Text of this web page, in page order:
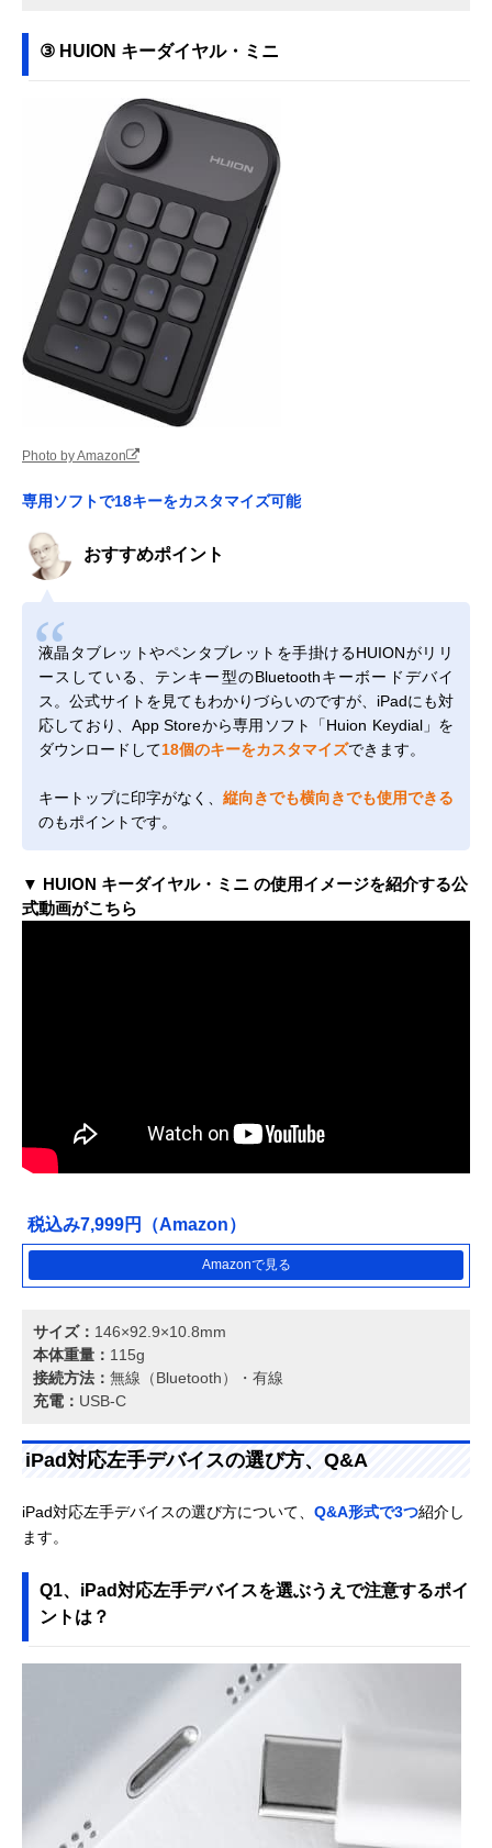
③ HUION キーダイヤル・ミニ
Photo by Amazon
専用ソフトで18キーをカスタマイズ可能
おすすめポイント
液晶タブレットやペンタブレットを手掛けるHUIONがリリ
ースしている、テンキー型のBluetoothキーボードデバイ
ス。公式サイトを見てもわかりづらいのですが、iPadにも対
応しており、App Storeから専用ソフト「Huion Keydial」を
ダウンロードして18個のキーをカスタマイズできます。
キートップに印字がなく、 縦向きでも横向きでも使用できる
のもポイントです。
▼ HUION キーダイヤル・ミニ の使用イメージを紹介する公
式動画がこちら
税込み7,999円（Amazon）
Amazonで見る
サイズ： 146×92.9×10.8mm
本体重量： 115g
接続方法： 無線（Bluetooth）・有線
充電： USB-C
iPad対応左手デバイスの選び方、Q&A
iPad対応左手デバイスの選び方について、 Q&A形式で3つ紹介し
ます。
Q1、iPad対応左手デバイスを選ぶうえで注意するポイ
ントは？